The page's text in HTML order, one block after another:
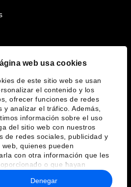
web usa cookies
de este sitio web se usan
el contenido y los
ofrecer funciones de redes
y analizar el tráfico. Además,
información sobre el uso
del sitio web con nuestros
de redes sociales, publicidad y
web, quienes pueden
con otra información que les
o que hayan
a partir del uso que haya
sus servicios.
Denegar